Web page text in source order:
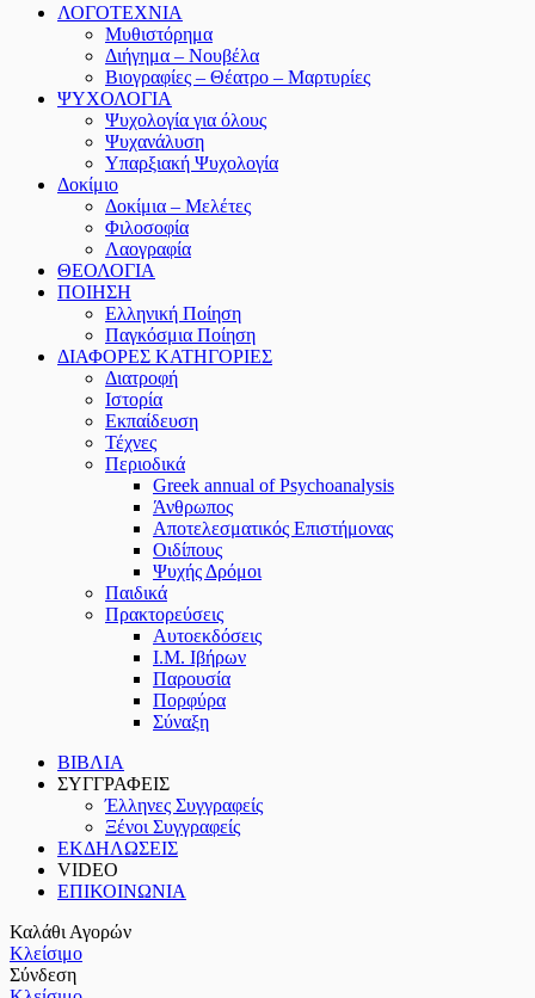
ΛΟΓΟΤΕΧΝΙΑ
Μυθιστόρημα
Διήγημα – Νουβέλα
Βιογραφίες – Θέατρο – Μαρτυρίες
ΨΥΧΟΛΟΓΙΑ
Ψυχολογία για όλους
Ψυχανάλυση
Υπαρξιακή Ψυχολογία
Δοκίμιο
Δοκίμια – Μελέτες
Φιλοσοφία
Λαογραφία
ΘΕΟΛΟΓΙΑ
ΠΟΙΗΣΗ
Ελληνική Ποίηση
Παγκόσμια Ποίηση
ΔΙΑΦΟΡΕΣ ΚΑΤΗΓΟΡΙΕΣ
Διατροφή
Ιστορία
Εκπαίδευση
Τέχνες
Περιοδικά
Greek annual of Psychoanalysis
Άνθρωπος
Αποτελεσματικός Επιστήμονας
Οιδίπους
Ψυχής Δρόμοι
Παιδικά
Πρακτoρεύσεις
Αυτοεκδόσεις
Ι.Μ. Ιβήρων
Παρουσία
Πορφύρα
Σύναξη
ΒΙΒΛΙΑ
ΣΥΓΓΡΑΦΕΙΣ
Έλληνες Συγγραφείς
Ξένοι Συγγραφείς
ΕΚΔΗΛΩΣΕΙΣ
VIDEO
ΕΠΙΚΟΙΝΩΝΙΑ
Καλάθι Αγορών
Κλείσιμο
Σύνδεση